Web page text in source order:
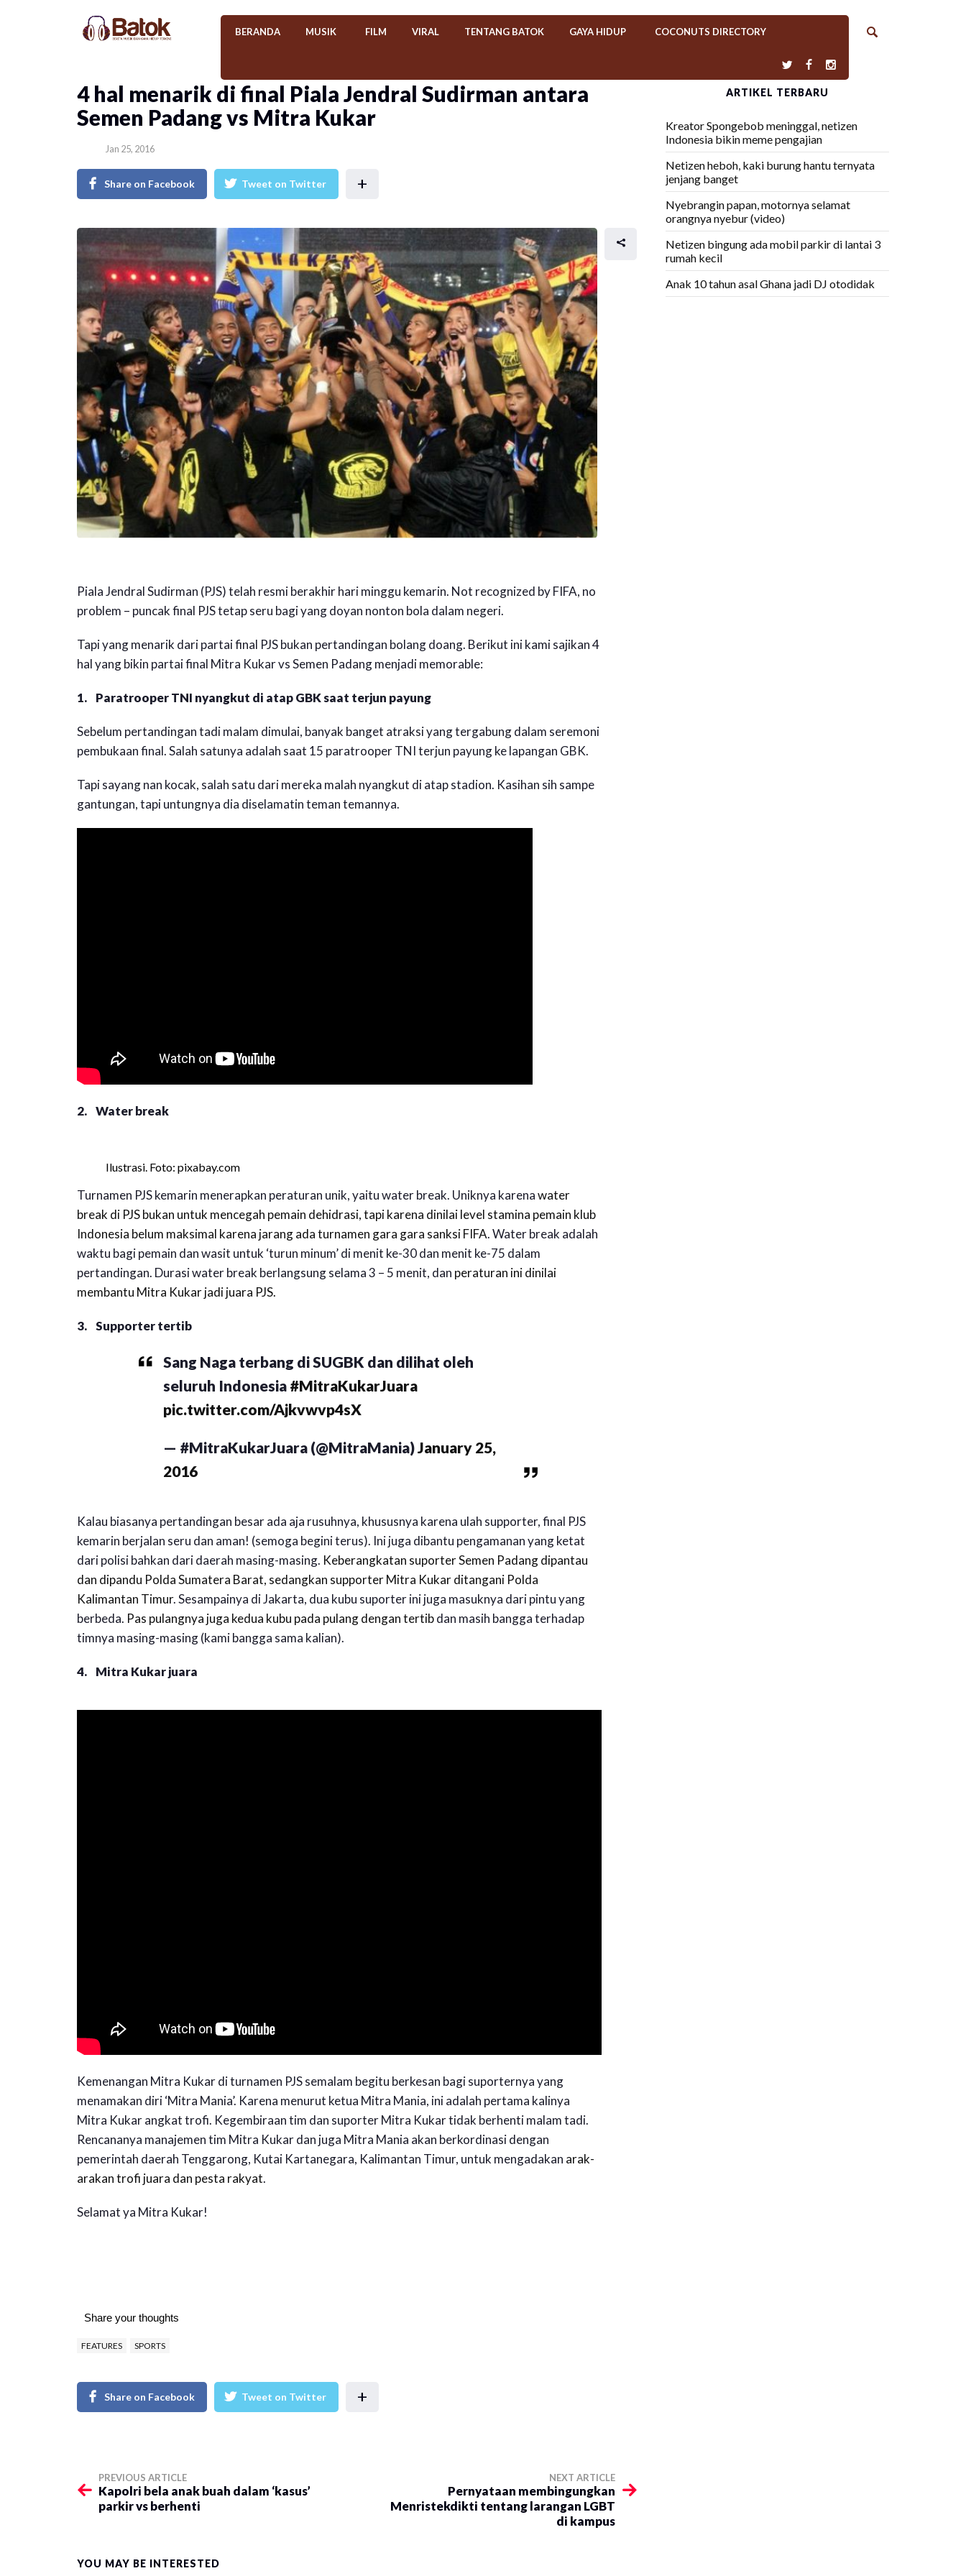
BERANDA MUSIK FILM VIRAL TENTANG BATOK GAYA HIDUP COCONUTS DIRECTORY
4 hal menarik di final Piala Jendral Sudirman antara
Semen Padang vs Mitra Kukar
Jan 25, 2016
Share on Facebook Tweet on Twitter +
Piala Jendral Sudirman (PJS) telah resmi berakhir hari minggu kemarin. Not recognized by FIFA, no
problem – puncak final PJS tetap seru bagi yang doyan nonton bola dalam negeri.
Tapi yang menarik dari partai final PJS bukan pertandingan bolang doang. Berikut ini kami sajikan 4
hal yang bikin partai final Mitra Kukar vs Semen Padang menjadi memorable:
1. Paratrooper TNI nyangkut di atap GBK saat terjun payung
Sebelum pertandingan tadi malam dimulai, banyak banget atraksi yang tergabung dalam seremoni
pembukaan final. Salah satunya adalah saat 15 paratrooper TNI terjun payung ke lapangan GBK.
Tapi sayang nan kocak, salah satu dari mereka malah nyangkut di atap stadion. Kasihan sih sampe
gantungan, tapi untungnya dia diselamatin teman temannya.
2. Water break
Ilustrasi. Foto: pixabay.com
Turnamen PJS kemarin menerapkan peraturan unik, yaitu water break. Uniknya karenawater
break di PJS bukan untuk mencegah pemain dehidrasi, tapi karena dinilai level stamina pemain klub
Indonesia belum maksimal karena jarang ada turnamen gara gara sanksi FIFA. Water break adalah
waktu bagi pemain dan wasit untuk ‘turun minum’ di menit ke-30 dan menit ke-75 dalam
pertandingan. Durasi water break berlangsung selama 3 – 5 menit, dan peraturan ini dinilai
membantu Mitra Kukar jadi juara PJS.
3. Supporter tertib
Sang Naga terbang di SUGBK dan dilihat oleh
seluruh Indonesia #MitraKukarJuara
pic.twitter.com/Ajkvwvp4sX
— #MitraKukarJuara (@MitraMania)January 25,
2016
Kalau biasanya pertandingan besar ada aja rusuhnya, khususnya karena ulah supporter, final PJS
kemarin berjalan seru dan aman! (semoga begini terus). Ini juga dibantu pengamanan yang ketat
dari polisi bahkan dari daerah masing-masing. Keberangkatan suporter Semen Padang dipantau
dan dipandu Polda Sumatera Barat, sedangkan supporter Mitra Kukar ditangani Polda
Kalimantan Timur. Sesampainya di Jakarta, dua kubu suporter ini juga masuknya dari pintu yang
berbeda. Pas pulangnya juga kedua kubu pada pulang dengan tertibdan masih bangga terhadap
timnya masing-masing (kami bangga sama kalian).
4. Mitra Kukar juara
Kemenangan Mitra Kukar di turnamen PJS semalam begitu berkesan bagi suporternya yang
menamakan diri ‘Mitra Mania’. Karena menurut ketua Mitra Mania, ini adalah pertama kalinya
Mitra Kukar angkat trofi. Kegembiraan tim dan suporter Mitra Kukar tidak berhenti malam tadi.
Rencananya manajemen tim Mitra Kukar dan juga Mitra Mania akan berkordinasi dengan
pemerintah daerah Tenggarong, Kutai Kartanegara, Kalimantan Timur, untuk mengadakan arak-
arakan trofi juara dan pesta rakyat.
Selamat ya Mitra Kukar!
Share your thoughts
FEATURES SPORTS
Share on Facebook Tweet on Twitter +
PREVIOUS ARTICLE
Kapolri bela anak buah dalam ‘kasus’
parkir vs berhenti
NEXT ARTICLE
Pernyataan membingungkan
Menristekdikti tentang larangan LGBT
di kampus
YOU MAY BE INTERESTED
ARTIKEL TERBARU
Kreator Spongebob meninggal, netizen
Indonesia bikin meme pengajian
Netizen heboh, kaki burung hantu ternyata
jenjang banget
Nyebrangin papan, motornya selamat
orangnya nyebur (video)
Netizen bingung ada mobil parkir di lantai 3
rumah kecil
Anak 10 tahun asal Ghana jadi DJ otodidak